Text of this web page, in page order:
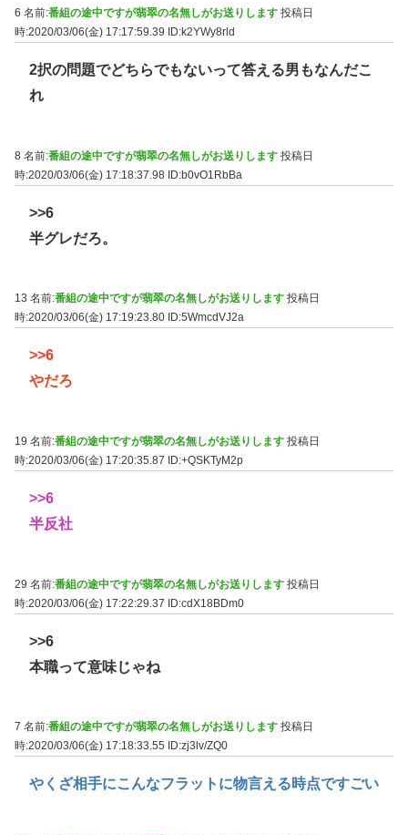
6 名前:番組の途中ですが翡翠の名無しがお送りします 投稿日
時:2020/03/06(金) 17:17:59.39
ID:k2YWy8rld
2択の問題でどちらでもないって答える男もなんだこ
れ
8 名前:番組の途中ですが翡翠の名無しがお送りします 投稿日
時:2020/03/06(金) 17:18:37.98 ID:b0vO1RbBa
>>6
半グレだろ。
13 名前:番組の途中ですが翡翠の名無しがお送りします 投稿日
時:2020/03/06(金) 17:19:23.80 ID:5WmcdVJ2a
>>6
やだろ
19 名前:番組の途中ですが翡翠の名無しがお送りします 投稿日
時:2020/03/06(金) 17:20:35.87
ID:+QSKTyM2p
>>6
半反社
29 名前:番組の途中ですが翡翠の名無しがお送りします 投稿日
時:2020/03/06(金) 17:22:29.37 ID:cdX18BDm0
>>6
本職って意味じゃね
7 名前:番組の途中ですが翡翠の名無しがお送りします 投稿日
時:2020/03/06(金) 17:18:33.55
ID:zj3lv/ZQ0
やくざ相手にこんなフラットに物言える時点ですごい